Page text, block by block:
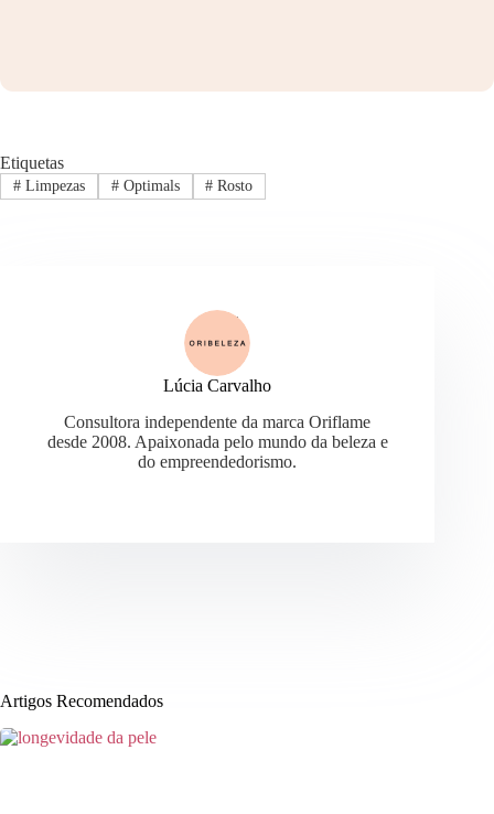
Etiquetas
#Limpezas #Optimals # Rosto
Lúcia Carvalho
Consultora independente da marca Oriflame
desde 2008. Apaixonada pelo mundo da beleza e
do empreendedorismo.
Artigos Recomendados